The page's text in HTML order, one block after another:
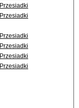
Przesiadki
Przesiadki
Przesiadki
Przesiadki
Przesiadki
Przesiadki